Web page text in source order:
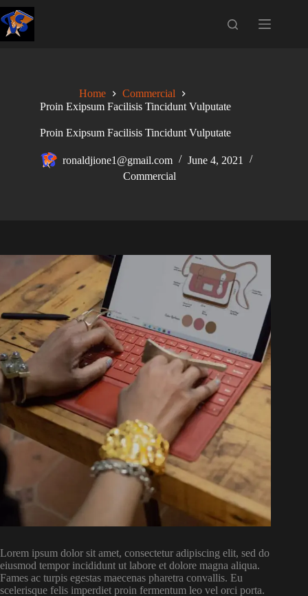
Skip
to
content
Home
Commercial
Proin Exipsum Facilisis Tincidunt Vulputate
Proin Exipsum Facilisis Tincidunt Vulputate
ronaldjione1@gmail.com
June 4, 2021
Commercial
Lorem ipsum dolor sit amet, consectetur adipiscing elit, sed do
eiusmod tempor incididunt ut labore et dolore magna aliqua.
Fames ac turpis egestas maecenas pharetra convallis. Eu
scelerisque felis imperdiet proin fermentum leo vel orci porta.